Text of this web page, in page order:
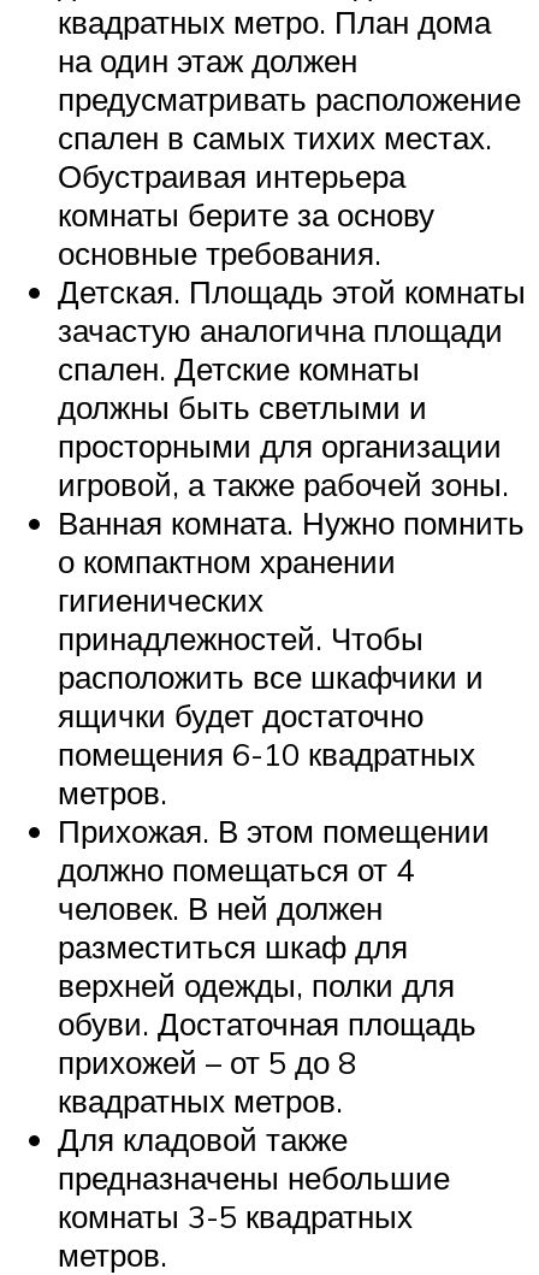
квадратных метро. План дома
на один этаж должен
предусматривать расположение
спален в самых тихих местах.
Обустраивая интерьера
комнаты берите за основу
основные требования.
Детская. Площадь этой комнаты
зачастую аналогична площади
спален. Детские комнаты
должны быть светлыми и
просторными для организации
игровой, а также рабочей зоны.
Ванная комната. Нужно помнить
о компактном хранении
гигиенических
принадлежностей. Чтобы
расположить все шкафчики и
ящички будет достаточно
помещения 6-10 квадратных
метров.
Прихожая. В этом помещении
должно помещаться от 4
человек. В ней должен
разместиться шкаф для
верхней одежды, полки для
обуви. Достаточная площадь
прихожей – от 5 до 8
квадратных метров.
Для кладовой также
предназначены небольшие
комнаты 3-5 квадратных
метров.